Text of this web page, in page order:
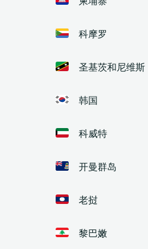
科摩罗
圣基茨和尼维斯
韩国
科威特
开曼群岛
老挝
黎巴嫩